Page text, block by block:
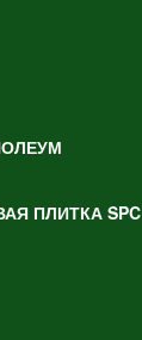
ПЛИТКА SPC